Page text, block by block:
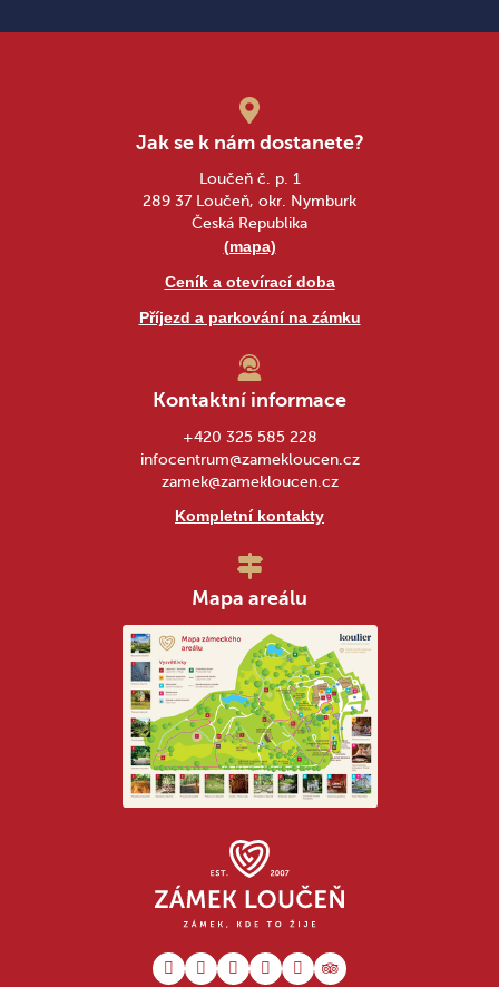
Jak se k nám dostanete?
Loučeň č. p. 1
289 37 Loučeň, okr. Nymburk
Česká Republika
(mapa)
Ceník a otevírací doba
Příjezd a parkování na zámku
Kontaktní informace
+420 325 585 228
infocentrum@zamekloucen.cz
zamek@zamekloucen.cz
Kompletní kontakty
Mapa areálu